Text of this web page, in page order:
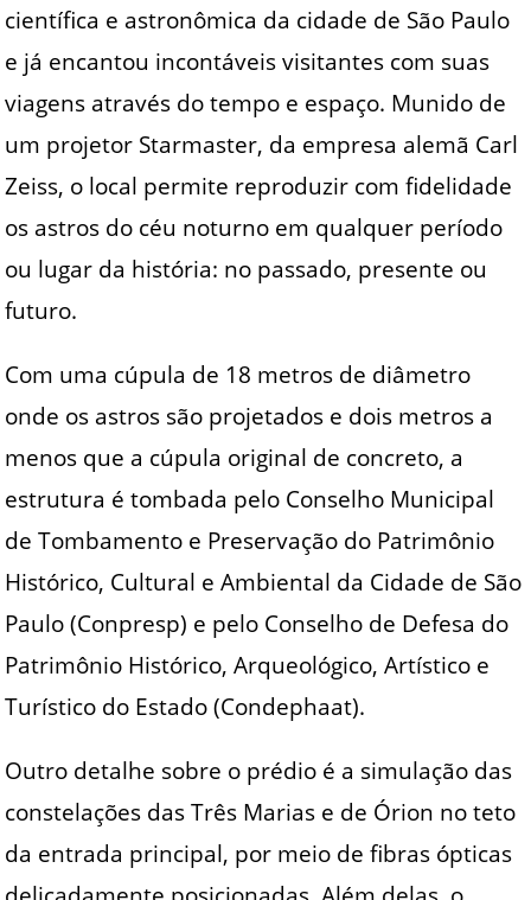
científica e astronômica da cidade de São Paulo
e já encantou incontáveis visitantes com suas
viagens através do tempo e espaço. Munido de
um projetor Starmaster, da empresa alemã Carl
Zeiss, o local permite reproduzir com fidelidade
os astros do céu noturno em qualquer período
ou lugar da história: no passado, presente ou
futuro.
Com uma cúpula de 18 metros de diâmetro
onde os astros são projetados e dois metros a
menos que a cúpula original de concreto, a
estrutura é tombada pelo Conselho Municipal
de Tombamento e Preservação do Patrimônio
Histórico, Cultural e Ambiental da Cidade de São
Paulo (Conpresp) e pelo Conselho de Defesa do
Patrimônio Histórico, Arqueológico, Artístico e
Turístico do Estado (Condephaat).
Outro detalhe sobre o prédio é a simulação das
constelações das Três Marias e de Órion no teto
da entrada principal, por meio de fibras ópticas